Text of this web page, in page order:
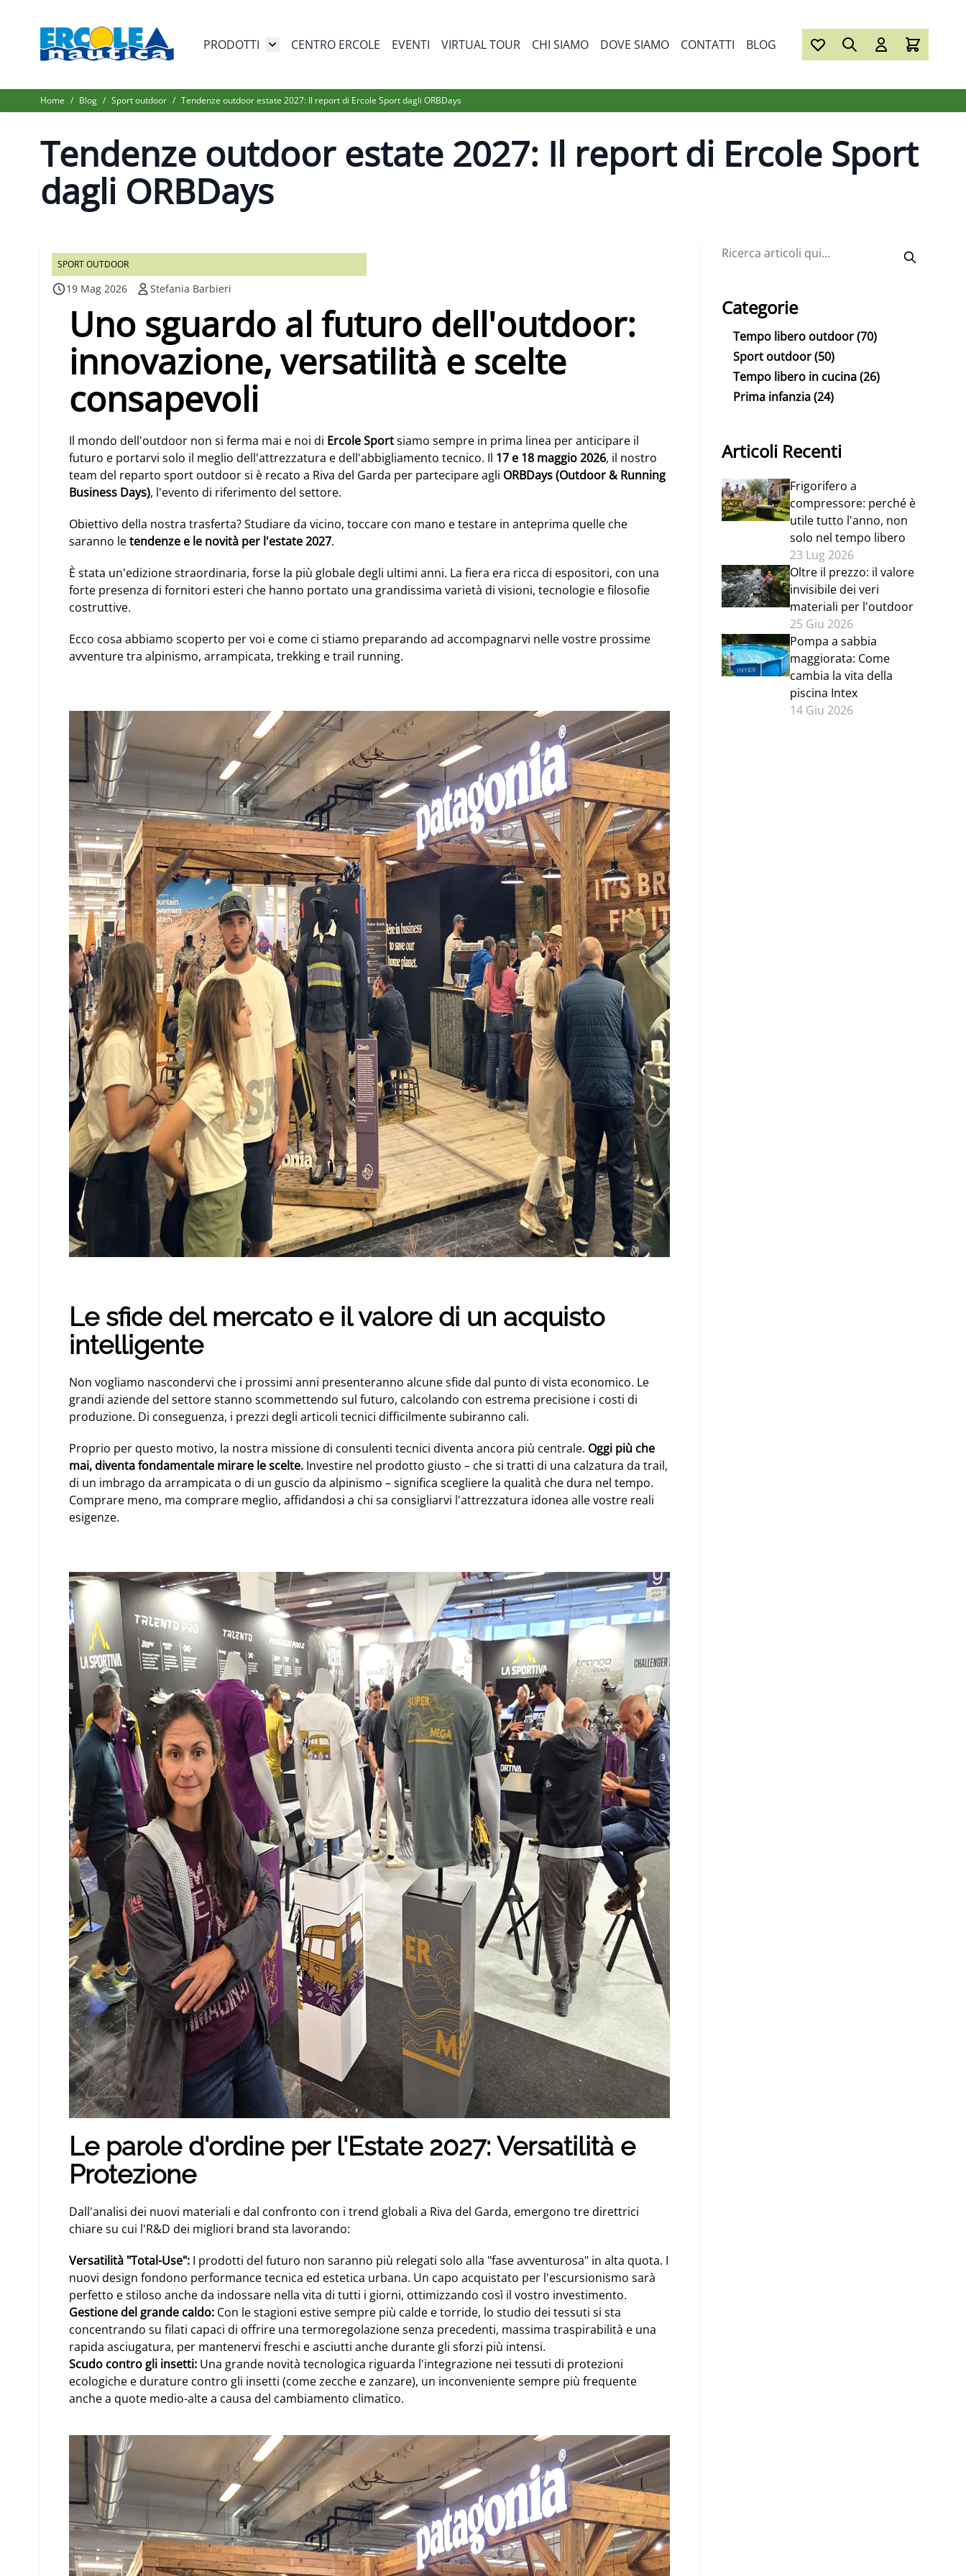
PRODOTTI Toggle submenu for Prodotti
CENTRO ERCOLE EVENTI VIRTUAL TOUR CHI SIAMO DOVE SIAMO CONTATTI BLOG
Home / Blog / Sport outdoor / Tendenze outdoor estate 2027: Il report di Ercole Sport dagli ORBDays
Tendenze outdoor estate 2027: Il report di Ercole Sport
dagli ORBDays
SPORT OUTDOOR
19 Mag 2026 Stefania Barbieri
Uno sguardo al futuro dell'outdoor:
innovazione, versatilità e scelte
consapevoli
Il mondo dell'outdoor non si ferma mai e noi di Ercole Sportsiamo sempre in prima linea per anticipare il
futuro e portarvi solo il meglio dell'attrezzatura e dell'abbigliamento tecnico. Il 17 e 18 maggio 2026, il nostro
team del reparto sport outdoor si è recato a Riva del Garda per partecipare agli ORBDays (Outdoor & Running
Business Days), l'evento di riferimento del settore.
Obiettivo della nostra trasferta? Studiare da vicino, toccare con mano e testare in anteprima quelle che
saranno letendenze e le novità per l'estate 2027.
È stata un'edizione straordinaria, forse la più globale degli ultimi anni. La fiera era ricca di espositori, con una
forte presenza di fornitori esteri che hanno portato una grandissima varietà di visioni, tecnologie e filosofie
costruttive.
Ecco cosa abbiamo scoperto per voi e come ci stiamo preparando ad accompagnarvi nelle vostre prossime
avventure tra alpinismo, arrampicata, trekking etrail running.
Le sfide del mercato e il valore di un acquisto
intelligente
Non vogliamo nascondervi che i prossimi anni presenteranno alcune sfide dal punto di vista economico. Le
grandi aziende del settore stanno scommettendo sul futuro, calcolando con estrema precisione i costi di
produzione. Di conseguenza, i prezzi degli articoli tecnici difficilmente subiranno cali.
Proprio per questo motivo, la nostra missione di consulenti tecnici diventa ancora più centrale. Oggi più che
mai, diventa fondamentale mirare le scelte. Investire nel prodotto giusto – che si tratti di una calzatura da trail,
di un imbrago da arrampicata o di un guscio da alpinismo – significa scegliere la qualità che dura nel tempo.
Comprare meno, ma comprare meglio, affidandosi a chi sa consigliarvi l'attrezzatura idonea alle vostre reali
esigenze.
Le parole d'ordine per l'Estate 2027: Versatilità e
Protezione
Dall'analisi dei nuovi materiali e dal confronto con i trend globali a Riva del Garda, emergono tre direttrici
chiare su cui l'R&D dei migliori brand sta lavorando:
Versatilità "Total-Use": I prodotti del futuro non saranno più relegati solo alla "fase avventurosa" in alta quota. I
nuovi design fondono performance tecnica ed estetica urbana. Un capo acquistato per l'escursionismo sarà
perfetto e stiloso anche da indossare nella vita di tutti i giorni, ottimizzando così il vostro investimento.
Gestione del grande caldo: Con le stagioni estive sempre più calde e torride, lo studio dei tessuti si sta
concentrando su filati capaci di offrire una termoregolazione senza precedenti, massima traspirabilità e una
rapida asciugatura, per mantenervi freschi e asciutti anche durante gli sforzi più intensi.
Scudo contro gli insetti: Una grande novità tecnologica riguarda l'integrazione nei tessuti di protezioni
ecologiche e durature contro gli insetti (come zecche e zanzare), un inconveniente sempre più frequente
anche a quote medio-alte a causa del cambiamento climatico.
Categorie
Tempo libero outdoor(70)
Sport outdoor(50)
Tempo libero in cucina(26)
Prima infanzia(24)
Articoli Recenti
Frigorifero a
compressore: perché è
utile tutto l'anno, non
solo nel tempo libero
23 Lug 2026
Oltre il prezzo: il valore
invisibile dei veri
materiali per l'outdoor
25 Giu 2026
Pompa a sabbia
maggiorata: Come
cambia la vita della
piscina Intex
14 Giu 2026